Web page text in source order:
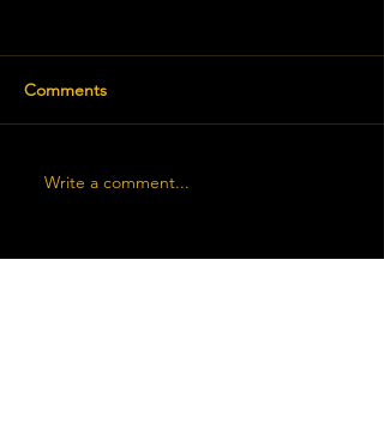
Comments
Write a comment...